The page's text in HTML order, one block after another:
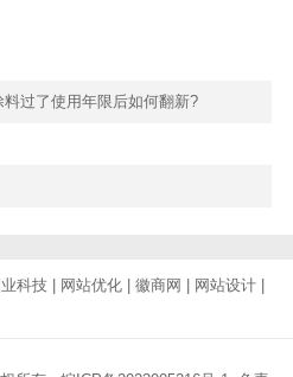
过了使用年限后如何翻新?
科技 网站优化 徽商网 网站设计